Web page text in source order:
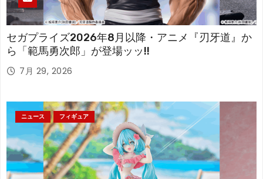
セガプライズ2026年8月以降・アニメ『刃牙道』か
ら「範馬勇次郎」が登場ッッ!!
7月 29, 2026
ニュース フィギュア